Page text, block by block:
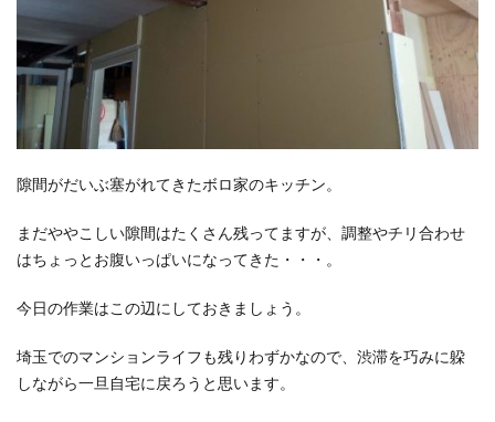
隙間がだいぶ塞がれてきたボロ家のキッチン。
まだややこしい隙間はたくさん残ってますが、調整やチリ合わせ
はちょっとお腹いっぱいになってきた・・・。
今日の作業はこの辺にしておきましょう。
埼玉でのマンションライフも残りわずかなので、渋滞を巧みに躱
しながら一旦自宅に戻ろうと思います。